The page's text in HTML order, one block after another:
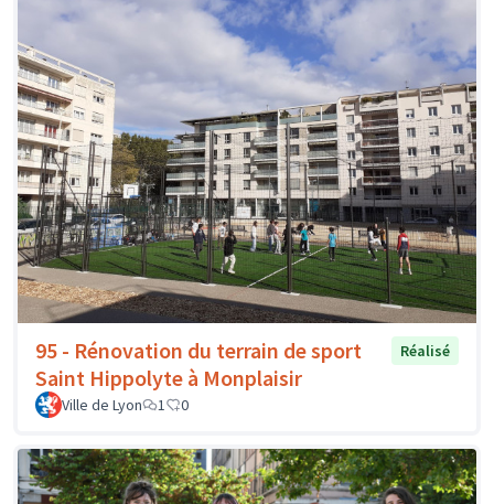
95 - Rénovation du terrain de sport
Saint Hippolyte à Monplaisir
Réalisé
Ville de Lyon 1 0